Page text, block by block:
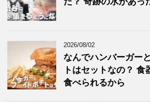
2026/08/02
なんでハンバーガー
トはセットなの？ 食
食べられるから